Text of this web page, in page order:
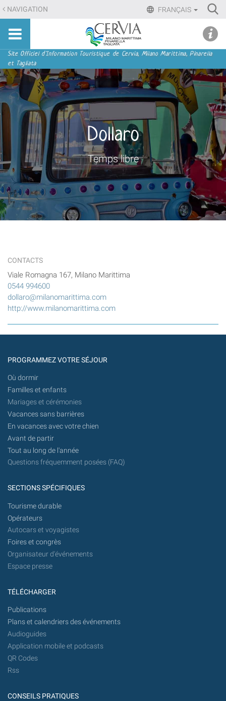
Aller
au
contenu.
Aller
à
la
navigation
FRANÇAIS
NAVIGATION
Sito
turistico
ufficiale
Cervia,
Milano
Marittima,
Pinarella,
Tagliata
Navigation
Site Officiel d'Information Touristique de Cervia, Milano Marittima, Pinarella
et Tagliata
Dollaro
Temps libre
CONTACTS
Viale Romagna 167, Milano Marittima
0544 994600
dollaro@milanomarittima.com
http://www.milanomarittima.com
PROGRAMMEZ VOTRE SÉJOUR
Où dormir
Familles et enfants
Mariages et cérémonies
Vacances sans barrières
En vacances avec votre chien
Avant de partir
Tout au long de l'année
Questions fréquemment posées (FAQ)
SECTIONS SPÉCIFIQUES
Tourisme durable
Opérateurs
Autocars et voyagistes
Foires et congrès
Organisateur d'événements
Espace presse
TÉLÉCHARGER
Publications
Plans et calendriers des événements
Audioguides
Application mobile et podcasts
QR Codes
Rss
CONSEILS PRATIQUES
menu